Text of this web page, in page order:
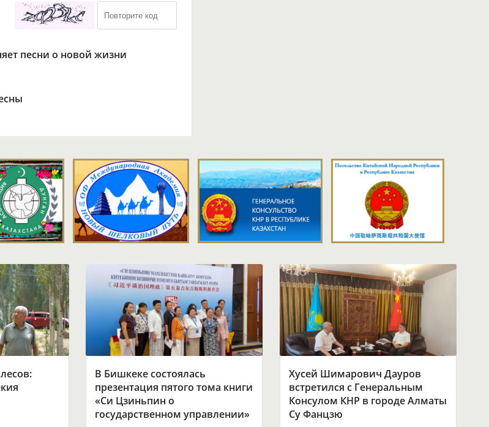
песни о новой жизни
В Бишкеке состоялась
презентация пятого тома книги
«Си Цзиньпин о
государственном управлении»
Хусей Шимарович Дауров
встретился с Генеральным
Консулом КНР в городе Алматы
Су Фанцзю